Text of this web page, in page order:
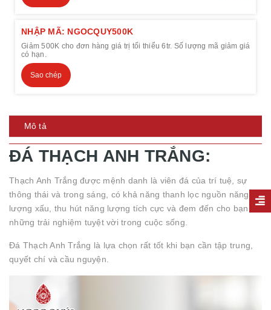
NHẬP MÃ: NGOCQUY500K
Giảm 500K cho đơn hàng giá trị tối thiểu 6tr. Số lượng mã giảm giá
có hạn.
Sao chép
Mô tả
ĐÁ THẠCH ANH TRẮNG:
Thạch Anh Trắng được mệnh danh là viên đá của trí tuệ, sự
thông thái và trong sáng, có khả năng thanh lọc nguồn năng
lượng xấu, thu hút năng lượng tích cực và đem đến cho bạn
những trải nghiệm tuyệt vời trong cuộc sống.
Đá Thạch Anh Trắng là lựa chọn rất tốt khi bạn cần tập trung,
quyết chí và cầu nguyện.